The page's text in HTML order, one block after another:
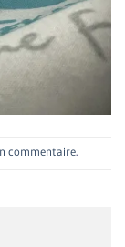
commentaire.